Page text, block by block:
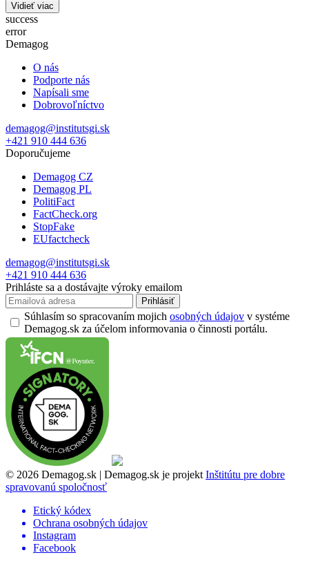
Vidieť viac
success
error
Demagog
O nás
Podporte nás
Napísali sme
Dobrovoľníctvo
demagog@institutsgi.sk
+421 910 444 636
Doporučujeme
Demagog CZ
Demagog PL
PolitiFact
FactCheck.org
StopFake
EUfactcheck
demagog@institutsgi.sk
+421 910 444 636
Prihláste sa a dostávajte výroky emailom
Prihlásiť
Súhlasím so spracovaním mojich osobných údajov v systéme
Demagog.sk za účelom informovania o činnosti portálu.
© 2026 Demagog.sk | Demagog.sk je projekt Inštitútu pre dobre
spravovanú spoločnosť
Etický kódex
Ochrana osobných údajov
Instagram
Facebook